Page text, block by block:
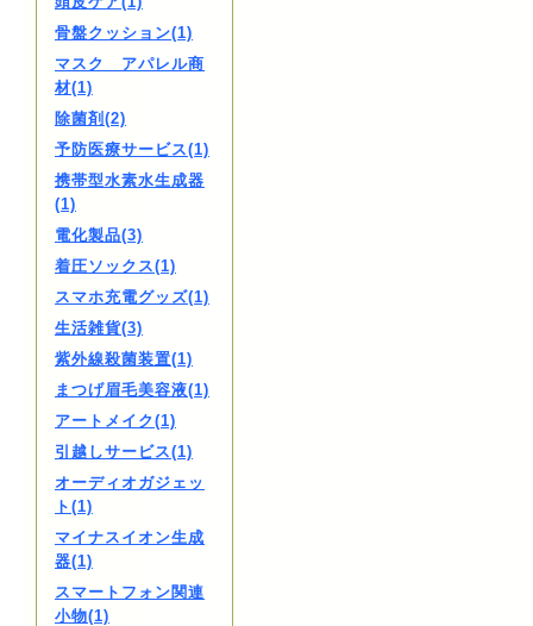
骨盤クッション(1)
マスク アパレル商
材(1)
除菌剤(2)
予防医療サービス(1)
携帯型水素水生成器
(1)
電化製品(3)
着圧ソックス(1)
スマホ充電グッズ(1)
生活雑貨(3)
紫外線殺菌装置(1)
まつげ眉毛美容液(1)
アートメイク(1)
引越しサービス(1)
オーディオガジェッ
ト(1)
マイナスイオン生成
器(1)
スマートフォン関連
小物(1)